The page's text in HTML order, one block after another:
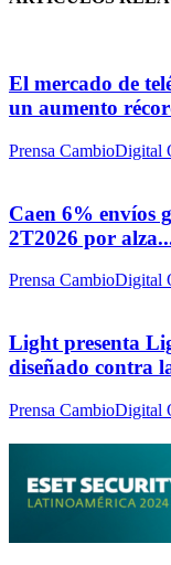
El mercado de
un aumento
Prensa CambioDigital
Caen 6% envíos
2T2026 por
Prensa CambioDigital
Light presenta
diseñado contra
Prensa CambioDigital